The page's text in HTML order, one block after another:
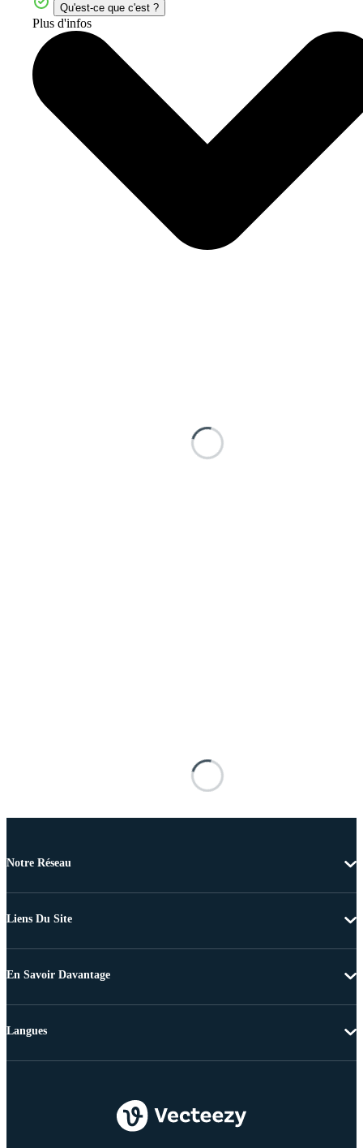
Qu'est-ce que c'est ?
Plus d'infos
Notre Réseau
Liens Du Site
En Savoir Davantage
Langues